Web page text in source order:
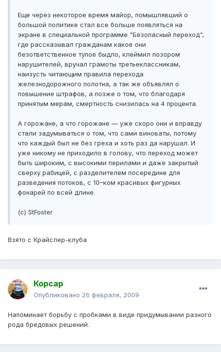
Еще через некоторое время майор, помышлявший о
большой политике стал все больше появляться на
экране в специальной программе "Безопасный переход",
где рассказывал гражданам какое они
безответственное тупое быдло, клеймил позором
нарушителей, вручал грамоты третьеклассникам,
наизусть читающим правила перехода
железнодорожного полотна, а так же объявлял о
повышение штрафов, а позже о том, что благодаря
принятым мерам, смертность снизилась на 4 процента.
А горожане, а что горожане — уже скоро они и вправду
стали задумываться о том, что сами виноваты, потому
что каждый был не без греха и хоть раз да нарушал. И
уже никому не приходило в голову, что переход может
быть широким, с высокими перилами и даже закрытый
сверху рабицей, с разделителем посередине для
разведения потоков, с 10–ком красивых фигурных
фонарей по всей длине.
(с) StFoster
Взято с Крайслер-клуба
Корсар
Опубликовано 26 февраля, 2009
Напоминает борьбу с пробками в виде придумывании разного
рода бредовых решений.